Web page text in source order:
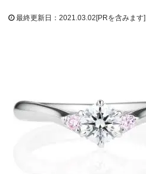
最終更新日：2021.03.02[PRを含みます]